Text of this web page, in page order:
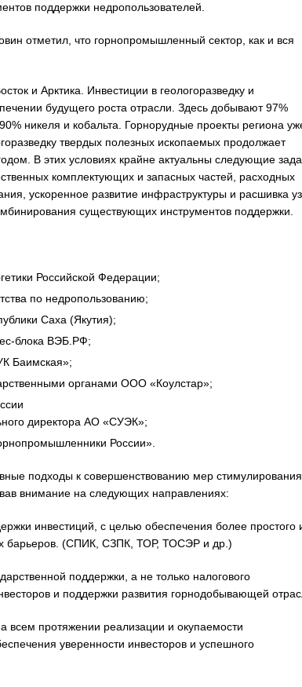
поддержки недропользователей.
отметил, что горнопромышленный сектор, как и вся
и Арктика. Инвестиции в геологоразведку и
будущего роста отрасли. Здесь добывают 97%
никеля и кобальта. Горнорудные проекты региона
твердых полезных ископаемых продолжает
В этих условиях крайне актуальны следующие
комплектующих и запасных частей, расходных
ускоренное развитие инфраструктуры и расшивка
существующих инструментов поддержки.
Российской Федерации;
по недропользованию;
Саха (Якутия);
блока ВЭБ.РФ;
Баимская»;
органами ООО «Коулстар»;
директора АО «СУЭК»;
России».
подходы к совершенствованию мер стимулирования
внимание на следующих направлениях:
инвестиций, с целью обеспечения более простого
барьеров. (СПИК, СЗПК, ТОР, ТОСЭР и др.)
поддержки, а не только налогового
и поддержки развития горнодобывающей
всем протяжении реализации и окупаемости
уверенности инвесторов и успешного